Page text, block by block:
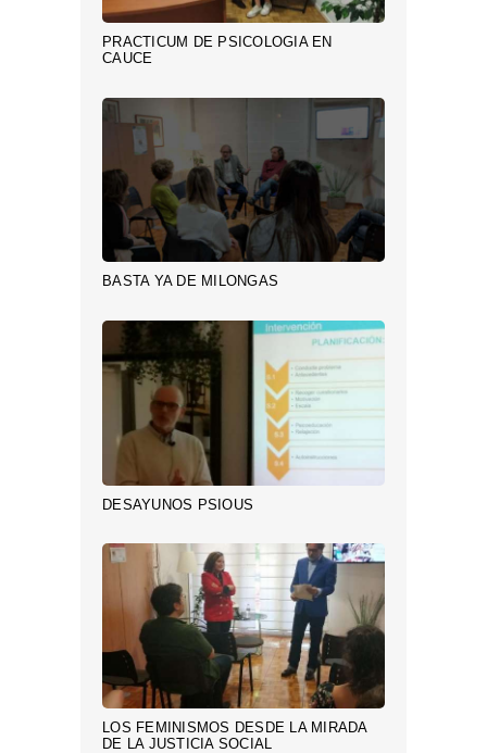
PRACTICUM DE PSICOLOGÍA EN
CAUCE
BASTA YA DE MILONGAS
DESAYUNOS PSIOUS
LOS FEMINISMOS DESDE LA MIRADA
DE LA JUSTICIA SOCIAL